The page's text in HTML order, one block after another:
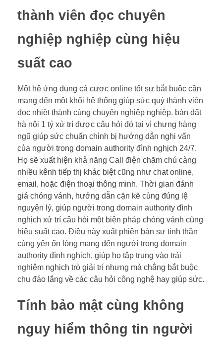
thành viên đọc chuyên
nghiệp nghiệp cùng hiệu
suất cao
Một hệ ứng dụng cá cược online tốt sự bắt buộc cần
mang đến một khối hệ thống giúp sức quý thành viên
đọc nhiệt thành cùng chuyên nghiệp nghiệp. bán đất
hà nội 1 tỷ xử trí được câu hỏi đó tại vì chưng hàng
ngũ giúp sức chuẩn chỉnh bị hướng dẫn nghi vấn
của người trong domain authority đình nghịch 24/7.
Họ sẽ xuất hiện khả năng Call điện chăm chú càng
nhiều kênh tiếp thị khác biệt cũng như chat online,
email, hoặc điện thoại thông minh. Thời gian đánh
giá chóng vánh, hướng dẫn cặn kẽ cùng đúng lệ
nguyên lý, giúp người trong domain authority đình
nghịch xử trí câu hỏi một biện pháp chóng vánh cùng
hiệu suất cao. Điều này xuất phiên bản sự tinh thần
cùng yên ổn lòng mang đến người trong domain
authority đình nghịch, giúp họ tập trung vào trải
nghiệm nghịch trò giải trí nhưng mà chẳng bắt buộc
chu đáo lắng về các câu hỏi công nghệ hay giúp sức.
Tính bảo mật cùng không
nguy hiểm thông tin người